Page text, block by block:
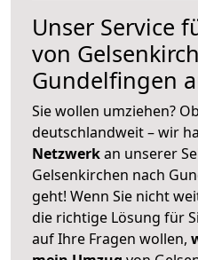
Unser Service
von
Gundelfingen
Sie wollen umziehen?
deutschlandweit – wir
Netzwerkan unserer
Gelsenkirchen nach
geht! Wenn Sie nicht
die richtige Lösung für
auf Ihre Fragen wollen,